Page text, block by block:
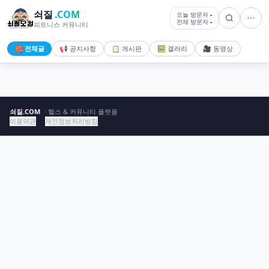
쇠질 .COM
피트니스 커뮤니티
오늘 방문자 -
전체 방문자 -
🧱 전체글 📢 공지사항 📋 게시판 🖼️ 갤러리 🎥 동영상
쇠질.COM · 헬스 & 커뮤니티 플랫폼
이용약관
개인정보처리방침